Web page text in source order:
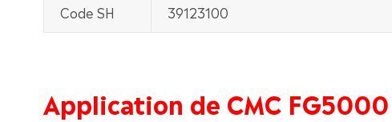
Code SH 39123100
Application de CMC FG5000